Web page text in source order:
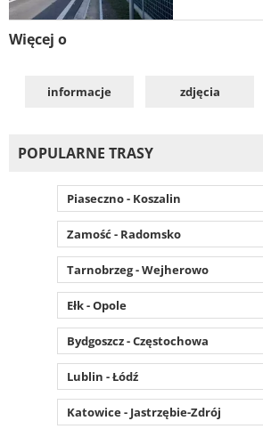
Więcej o
informacje zdjęcia
POPULARNE TRASY
Piaseczno - Koszalin
Zamość - Radomsko
Tarnobrzeg - Wejherowo
Ełk - Opole
Bydgoszcz - Częstochowa
Lublin - Łódź
Katowice - Jastrzębie-Zdrój